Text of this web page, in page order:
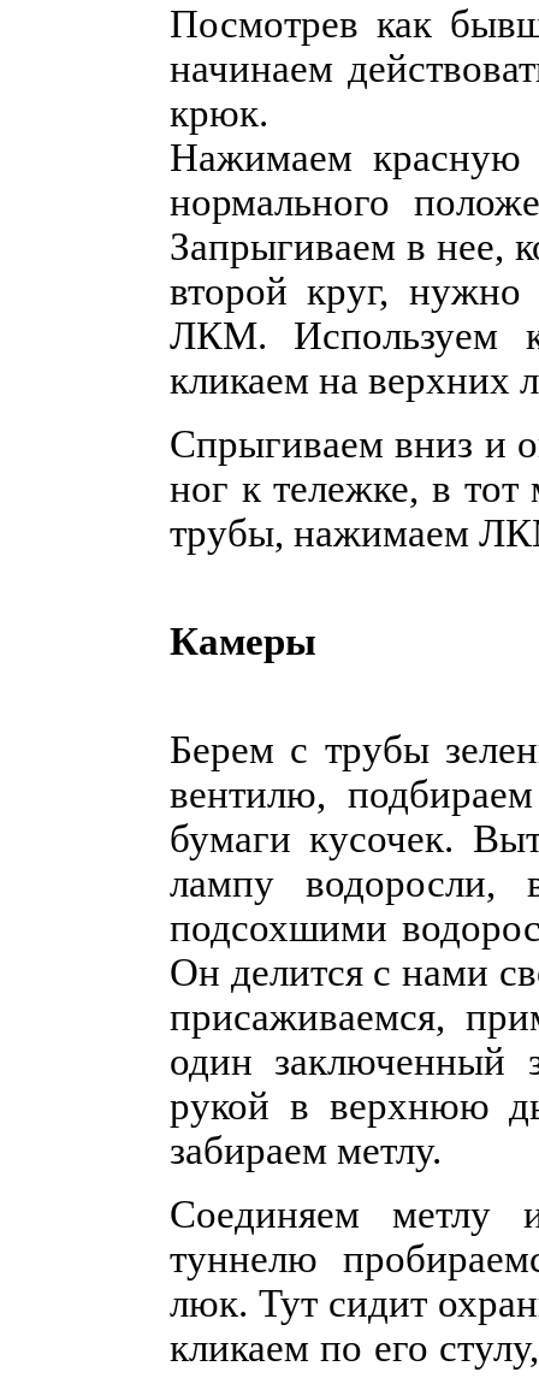
Посмотрев как
начинаем
крюк.
Нажимаем красную
нормального
Запрыгиваем в нее,
второй круг,
ЛКМ. Используем
кликаем на верхних
Спрыгиваем вниз и
ног к тележке, в тот
трубы, нажимаем
Камеры
Берем с трубы
вентилю,
бумаги кусочек.
лампу водоросли,
подсохшими
Он делится с нами
присаживаемся,
один заключенный
рукой в верхнюю
забираем метлу.
Соединяем метлу
туннелю
люк. Тут сидит
кликаем по его